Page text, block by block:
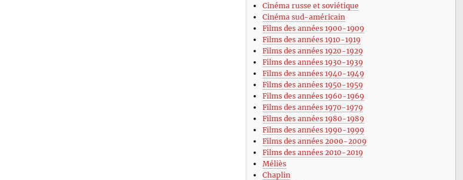
Cinéma russe et soviétique
Cinéma sud-américain
Films des années 1900-1909
Films des années 1910-1919
Films des années 1920-1929
Films des années 1930-1939
Films des années 1940-1949
Films des années 1950-1959
Films des années 1960-1969
Films des années 1970-1979
Films des années 1980-1989
Films des années 1990-1999
Films des années 2000-2009
Films des années 2010-2019
Méliès
Chaplin